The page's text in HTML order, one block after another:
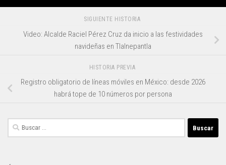
SIGUIENTE HISTORIA
Video: Alcalde Raciel Pérez Cruz da inicio a las festividades
navideñas en Tlalnepantla
HISTORIA PREVIA
Registro obligatorio de líneas móviles en México: desde 2026
habrá tope de 10 números por persona
Buscar: